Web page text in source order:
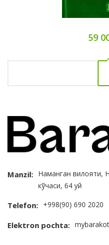
59
Manzil: Наманган вилояти,
кўчаси, 64 уй
Telefon: +998(90) 690 2020
Elektron pochta: